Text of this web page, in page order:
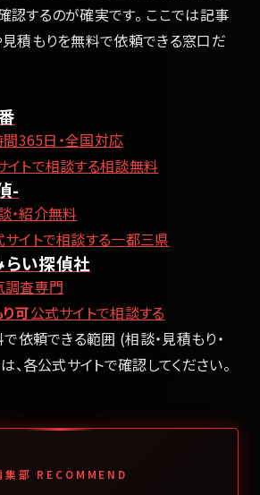
するのが確実です。 ここでは記事
積もりを無料で依頼できる窓口だ
間365日・全国対応
イトで相談する相談無料
-
・紹介無料
イトで相談する一都三県
い探偵社
調査専門
可公式サイトで相談する
依頼できる範囲 (相談・見積もり・
、各公式サイトで確認してください。
集部 RECOMMEND